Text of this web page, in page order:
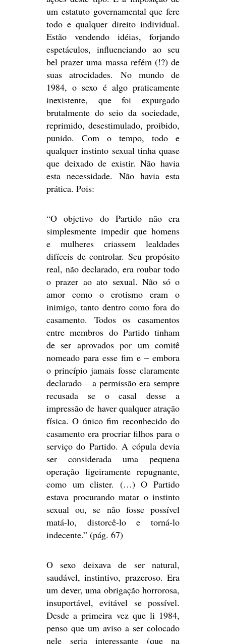
um estatuto governamental que fere
todo e qualquer direito individual.
Estão vendendo idéias, forjando
espetáculos, influenciando ao seu
bel prazer uma massa refém (!?) de
suas atrocidades. No mundo de
1984, o sexo é algo praticamente
inexistente, que foi expurgado
brutalmente do seio da sociedade,
reprimido, desestimulado, proibido,
punido. Com o tempo, todo e
qualquer instinto sexual tinha quase
que deixado de existir. Não havia
esta necessidade. Não havia esta
prática. Pois:
“O objetivo do Partido não era
simplesmente impedir que homens
e mulheres criassem lealdades
difíceis de controlar. Seu propósito
real, não declarado, era roubar todo
o prazer ao ato sexual. Não só o
amor como o erotismo eram o
inimigo, tanto dentro como fora do
casamento. Todos os casamentos
entre membros do Partido tinham
de ser aprovados por um comitê
nomeado para esse fim e – embora
o princípio jamais fosse claramente
declarado – a permissão era sempre
recusada se o casal desse a
impressão de haver qualquer atração
física. O único fim reconhecido do
casamento era procriar filhos para o
serviço do Partido. A cópula devia
ser considerada uma pequena
operação ligeiramente repugnante,
como um clister. (…) O Partido
estava procurando matar o instinto
sexual ou, se não fosse possível
matá-lo, distorcê-lo e torná-lo
indecente.” (pág. 67)
O sexo deixava de ser natural,
saudável, instintivo, prazeroso. Era
um dever, uma obrigação horrorosa,
insuportável, evitável se possível.
Desde a primeira vez que li 1984,
penso que um aviso a ser colocado
nele seria interessante (que na